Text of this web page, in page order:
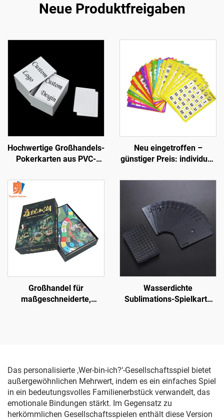
Neue Produktfreigaben
Hochwertige Großhandels-
Pokerkarten aus PVC-
gestaltbar, OEM,
wasserfest, blanko
bedruckbar, Standard-
Deck-Größe
Neu eingetroffen –
günstiger Preis: individuell
Off-Karten, Scratch-Card-
Nummern, Bingo-Karten
Großhandel für
maßgeschneiderte,
Familie
Wasserdichte
Sublimations-Spielkarte
Pokerspielkarten
Das personalisierte ‚Wer-bin-ich?‘-Gesellschaftsspiel bietet
außergewöhnlichen Mehrwert, indem es ein einfaches Spiel
in ein bedeutungsvolles Familienerbstück verwandelt, das
emotionale Bindungen stärkt. Im Gegensatz zu
herkömmlichen Gesellschaftsspielen enthält diese Version